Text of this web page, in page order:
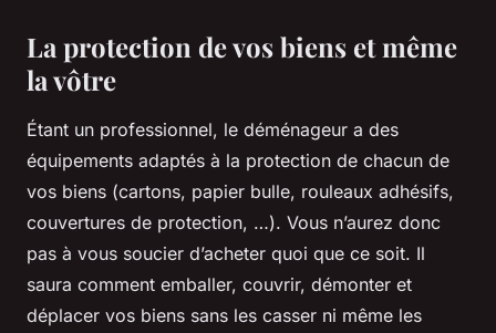
La protection de vos biens et même
la vôtre
Étant un professionnel, le déménageur a des
équipements adaptés à la protection de chacun de
vos biens (cartons, papier bulle, rouleaux adhésifs,
couvertures de protection, …). Vous n’aurez donc
pas à vous soucier d’acheter quoi que ce soit. Il
saura comment emballer, couvrir, démonter et
déplacer vos biens sans les casser ni même les